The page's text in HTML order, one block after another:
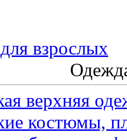
взрослых
верхняя
костюмы,